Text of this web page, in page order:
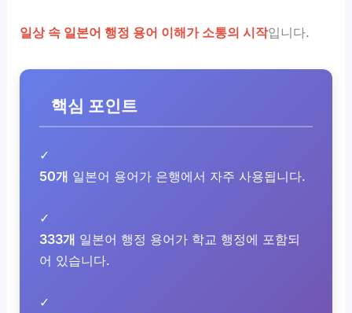
일상 속 일본어 행정 용어 이해가 소통의 시작입니다.
핵심 포인트
✓
50개 일본어 용어가 은행에서 자주 사용됩니다.
✓
333개 일본어 행정 용어가 학교 행정에 포함되
어 있습니다.
✓